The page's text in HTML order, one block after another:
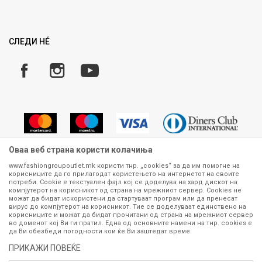
Замена и рефундација на производи
Плаќање
СЛЕДИ НÉ
Сите информации околу производите кои се изложени на нашата
онлајн продавница се стремиме да бидат конкретни, точни и прецизни,
меѓутоа не можеме да гарантираме дека се без ниту една грешка или
пак дека сите производи во моментот се достапни на залиха.
Фотографиите се најверодостојниот приказ на производот. Доколку
дојде до потреба за замена на производ или рефундација, процедурата
контактирајте не на телефонскиот број 070 275 363 или на е-
маилoutlet@fashiongroup.com.mkодпонеделник до петок (08-16ч)
Оваа веб страна користи колачиња
www.fashiongroupoutlet.mk користи тнр. „cookies“ за да им помогне на
корисниците да го прилагодат користењето на интернетот на своите
потреби. Cookie е текстуален фајл кој се доделува на хард дискот на
компјутерот на корисникот од страна на мрежниот сервер. Cookies не
можат да бидат искористени да стартуваат програм или да пренесат
вирус до компјутерот на корисникот. Тие се доделуваат единствено на
корисниците и можат да бидат прочитани од страна на мрежниот сервер
во доменот кој Ви ги пратил. Една од основните намени на тнр. сookies е
да Ви обезбеди погодности кои ќе Ви заштедат време.
ПРИКАЖИ ПОВЕЌЕ